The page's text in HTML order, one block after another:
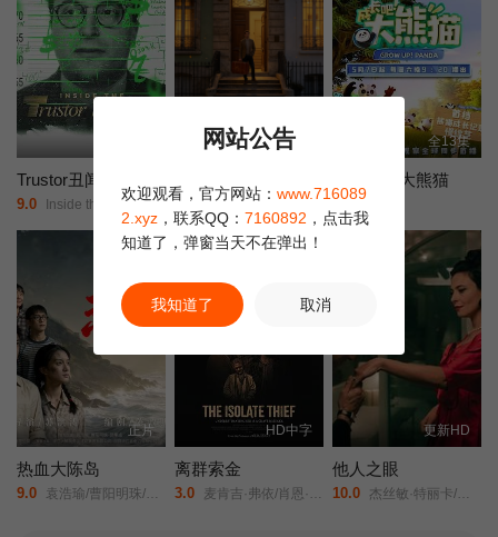
9.0 Inside the Trustor Scandal/Trustor/
全5集
1.0 Home.at.Last.with.Tan.France/
全13集
成长吧！大熊猫
2.0
正片
热血大陈岛
9.0 袁浩瑜/曹阳明珠/范事成/
HD中字
离群索金
3.0 麦肯吉·弗依/肖恩·宾/奥德娅·拉什/
更新HD
他人之眼
10.0 杰丝敏·特丽卡/菲利波·蒂米/
网站公告
欢迎观看，官方网站： www.716089
2.xyz ，联系QQ： 7160892 ，点击我
知道了，弹窗当天不在弹出！
我知道了 取消